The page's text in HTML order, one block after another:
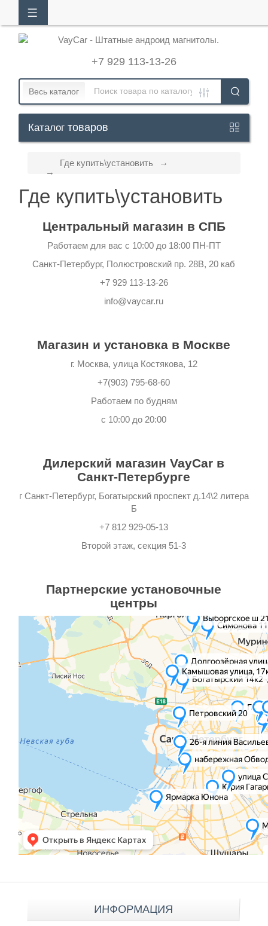
ТОВАРОВ
работы
+7 929 113-13-26
Весь каталог
Каталог товаров
Где купить\установить
Где купить\установить
Центральный магазин в СПБ
Работаем для вас с 10:00 до 18:00 ПН-ПТ
Санкт-Петербург, Полюстровский пр. 28В, 20 каб
+7 929 113-13-26
info@vaycar.ru
Магазин и установка в Москве
г. Москва, улица Костякова, 12
+7(903) 795-68-60
Работаем по будням
с 10:00 до 20:00
Дилерский магазин VayCar в
Санкт-Петербурге
г Санкт-Петербург, Богатырский проспект д.14\2 литера
Б
+7 812 929-05-13
Второй этаж, секция 51-3
Партнерские установочные
центры
ИНФОРМАЦИЯ